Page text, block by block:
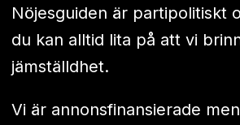
Nöjesguiden är partipolitiskt
du kan alltid lita på att vi
jämställdhet.
Vi är annonsfinansierade